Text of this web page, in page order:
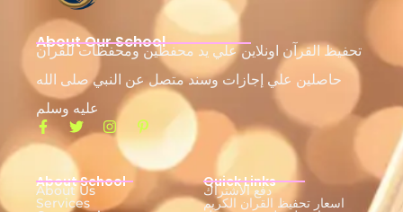
About Our School
تحفيظ القرآن اونلاين علي يد محفظين ومحفظات للقرآن
حاصلين علي إجازات وسند متصل عن النبي صلى الله
عليه وسلم
About School
About Us
Services
Quick Links
دفع الاشتراك
اسعار تحفيظ القران الكريم